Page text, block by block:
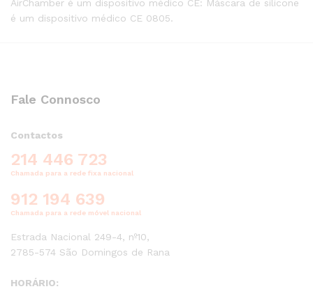
AirChamber é um dispositivo médico CE: Máscara de silicone
é um dispositivo médico CE 0805.
Fale Connosco
Contactos
214 446 723
Chamada para a rede fixa nacional
912 194 639
Chamada para a rede móvel nacional
Estrada Nacional 249-4, nº10,
2785-574 São Domingos de Rana
HORÁRIO: